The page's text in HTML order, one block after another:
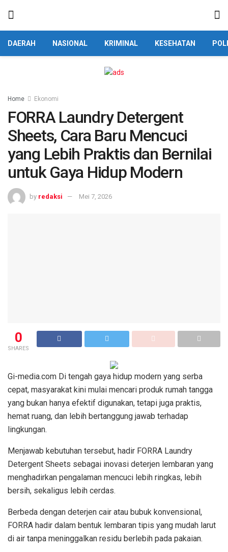
DAERAH NASIONAL KRIMINAL KESEHATAN
Home Ekonomi
FORRA Laundry Detergent
Sheets, Cara Baru Mencuci
yang Lebih Praktis dan Bernilai
untuk Gaya Hidup Modern
by redaksi Mei 7, 2026
0
SHARES
Gi-media.com Di tengah gaya hidup modern yang serba
cepat, masyarakat kini mulai mencari produk rumah tangga
yang bukan hanya efektif digunakan, tetapi juga praktis,
hemat ruang, dan lebih bertanggung jawab terhadap
lingkungan.
Menjawab kebutuhan tersebut, hadir FORRA Laundry
Detergent Sheets sebagai inovasi deterjen lembaran yang
menghadirkan pengalaman mencuci lebih ringkas, lebih
bersih, sekaligus lebih cerdas.
Berbeda dengan deterjen cair atau bubuk konvensional,
FORRA hadir dalam bentuk lembaran tipis yang mudah larut
di air tanpa meninggalkan residu berlebih pada pakaian.